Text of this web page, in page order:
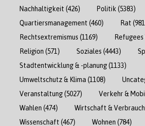
Nachhaltigkeit (426) Politik (5383)
Quartiersmanagement (460) Rat
Rechtsextremismus (1169)
Religion (571) Soziales (4443)
Stadtentwicklung & -planung(1133)
Umweltschutz & Klima (1108)
Veranstaltung(5027) Verkehr &
Wahlen (474) Wirtschaft &
Wissenschaft (467) Wohnen (784)